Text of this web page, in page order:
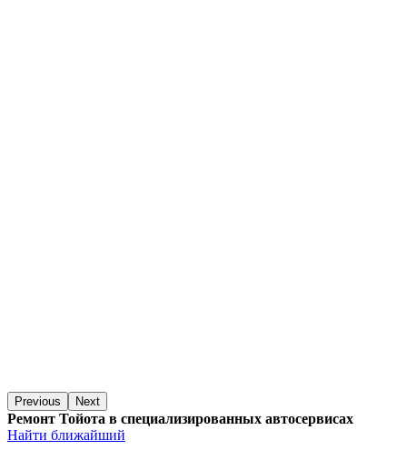
Previous Next
Ремонт Тойота в специализированных автосервисах
Найти ближайший